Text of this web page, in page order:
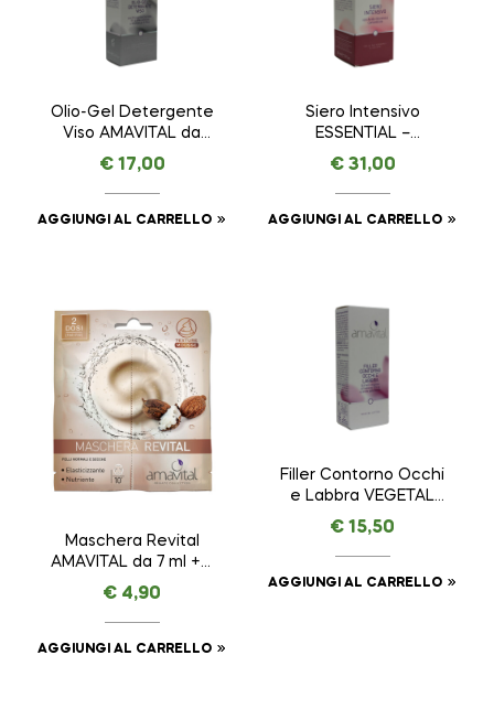
Olio-Gel Detergente
Viso AMAVITAL da
100 ml
€17,00
AGGIUNGI AL CARRELLO
Siero Intensivo
ESSENTIAL –
AMAVITAL da 30 ml
€31,00
AGGIUNGI AL CARRELLO
Maschera Revital
AMAVITAL da 7 ml + 7
ml
€ 4,90
AGGIUNGI AL CARRELLO
Filler Contorno Occhi
e Labbra VEGETAL
LIFTING – AMAVITAL
da 15 ml
€ 15,50
AGGIUNGI AL CARRELLO